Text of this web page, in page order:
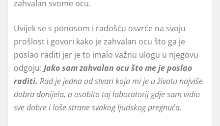
zahvalan svome ocu.
Uvijek se s ponosom i radošću osvrće na svoju
prošlost i govori kako je zahvalan ocu što ga je
poslao raditi jer je to imalo važnu ulogu u njegovu
odgoju: Jako sam zahvalan ocu što me je poslao
raditi. Rad je jedna od stvari koja mi je u životu najviše
dobra donijela, a osobito taj laboratorij gdje sam vidio
sve dobre i loše strane svakog ljudskog pregnuća.